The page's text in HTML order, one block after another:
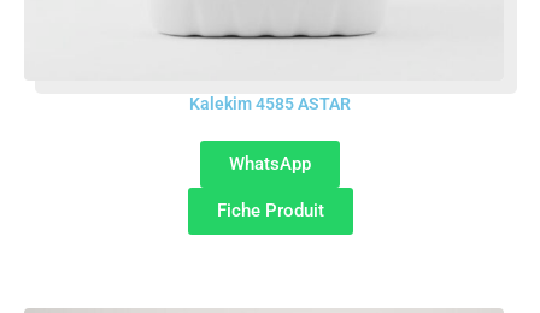
Kalekim 4585 ASTAR
WhatsApp
Fiche Produit